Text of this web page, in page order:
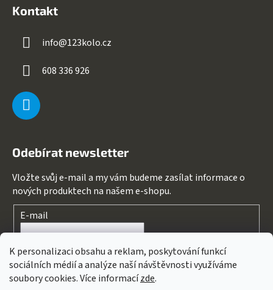
K personalizaci obsahu a reklam, poskytování funkcí
sociálních médií a analýze naší návštěvnosti využíváme
soubory cookies. Více informacízde.
Kontakt
info@123kolo.cz
608 336 926
Odebírat newsletter
Vložte svůj e-mail a my vám budeme zasílat informace o
nových produktech na našem e-shopu.
E-mail
Souhlasím spodmínkami ochrany osobních údajů
PŘIHLÁSIT SE